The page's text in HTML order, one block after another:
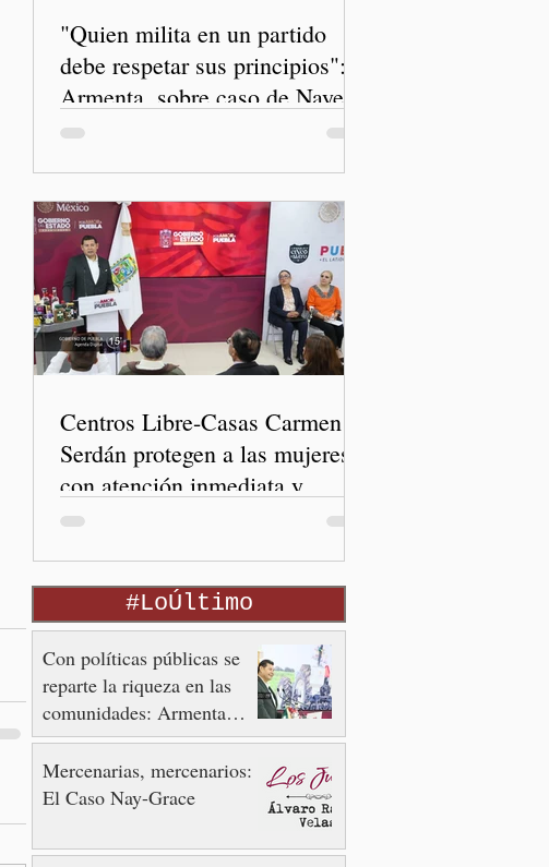
"Quien milita en un partido
debe respetar sus principios":
Armenta, sobre caso de Nayeli
Salvatori y Graciela Palomares
Centros Libre-Casas Carmen
Serdán protegen a las mujeres
con atención inmediata y
disminuyen feminicidios
#LoÚltimo
Con políticas públicas se
reparte la riqueza en las
comunidades: Armenta
Mier
Mercenarias, mercenarios:
El Caso Nay-Grace